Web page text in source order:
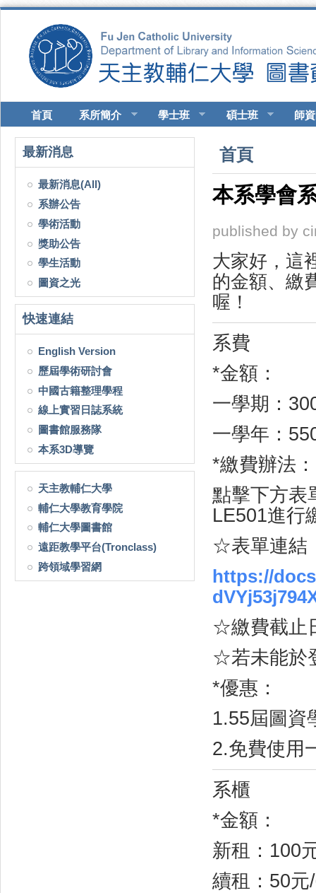
首頁 系所簡介 學士班 碩士班 師
最新消息
最新消息(All)
系辦公告
學術活動
獎助公告
學生活動
圖資之光
快速連結
English Version
歷屆學術研討會
中國古籍整理學程
線上實習日誌系統
圖書館服務隊
本系3D導覽
天主教輔仁大學
輔仁大學教育學院
輔仁大學圖書館
遠距教學平台(Tronclass)
跨領域學習網
您在這裡
首頁
本系學會
published by
大家好，這
的金額、繳
喔！
系費
*金額：
一學期：
一學年：
*繳費辦法：
點擊下方表
LE501進行
☆表單連結
https://
☆繳費截止
☆若未能於
*優惠：
1.55屆圖資
2.免費使用
系櫃
*金額：
新租： 100
續租： 50元/